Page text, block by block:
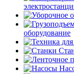
оборудование